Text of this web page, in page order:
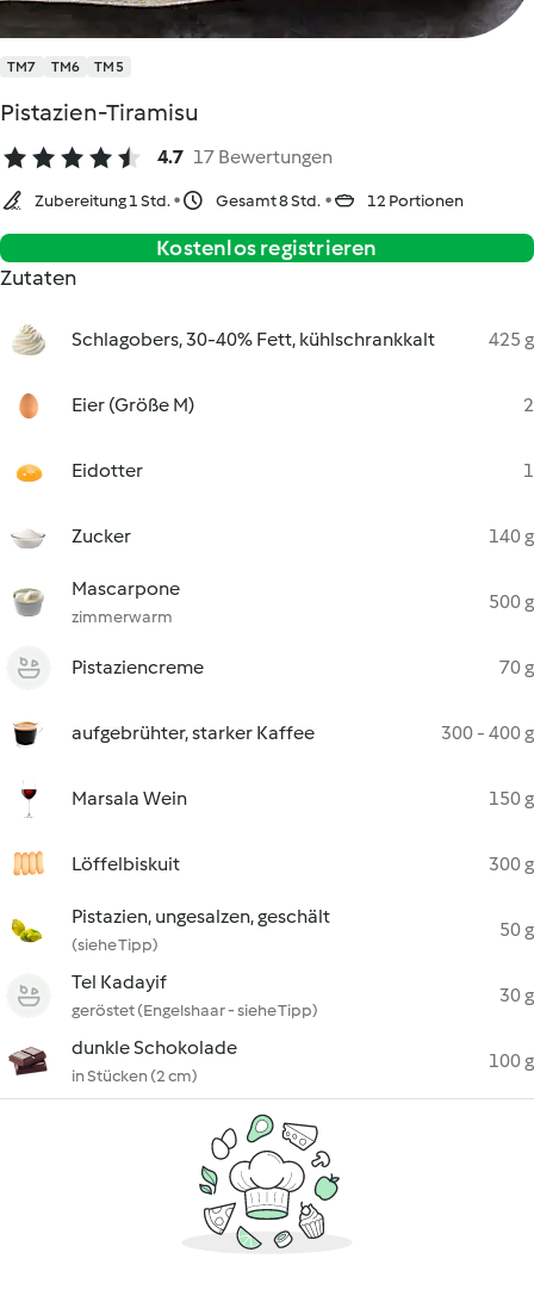
TM7 TM6 TM5
Pistazien-Tiramisu
4.7 17 Bewertungen
Zubereitung 1 Std. Gesamt 8 Std. 12 Portionen
Kostenlos registrieren
Zutaten
Schlagobers, 30-40% Fett, kühlschrankkalt 425 g
Eier (Größe M) 2
Eidotter 1
Zucker 140 g
Mascarpone
zimmerwarm
500 g
Pistaziencreme 70 g
aufgebrühter, starker Kaffee 300 - 400 g
Marsala Wein 150 g
Löffelbiskuit 300 g
Pistazien, ungesalzen, geschält
(siehe Tipp)
50 g
Tel Kadayif
geröstet (Engelshaar - siehe Tipp)
30 g
dunkle Schokolade
in Stücken (2 cm)
100 g